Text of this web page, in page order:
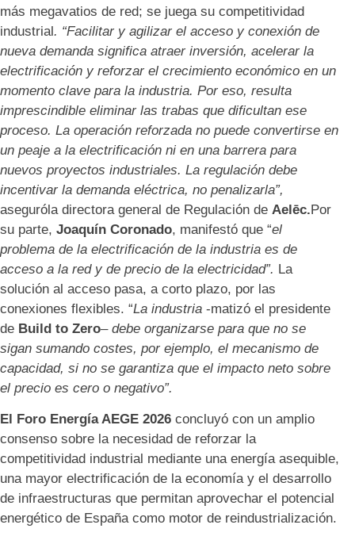
más megavatios de red; se juega su competitividad
industrial. “Facilitar y agilizar el acceso y conexión de
nueva demanda significa atraer inversión, acelerar la
electrificación y reforzar el crecimiento económico en un
momento clave para la industria. Por eso, resulta
imprescindible eliminar las trabas que dificultan ese
proceso. La operación reforzada no puede convertirse en
un peaje a la electrificación ni en una barrera para
nuevos proyectos industriales. La regulación debe
incentivar la demanda eléctrica, no penalizarla”,
aseguróla directora general de Regulación de Aelēc.Por
su parte, Joaquín Coronado, manifestó que “el
problema de la electrificación de la industria es de
acceso a la red y de precio de la electricidad”. La
solución al acceso pasa, a corto plazo, por las
conexiones flexibles. “La industria -matizó el presidente
de Build to Zero– debe organizarse para que no se
sigan sumando costes, por ejemplo, el mecanismo de
capacidad, si no se garantiza que el impacto neto sobre
el precio es cero o negativo”.
El Foro Energía AEGE 2026 concluyó con un amplio
consenso sobre la necesidad de reforzar la
competitividad industrial mediante una energía asequible,
una mayor electrificación de la economía y el desarrollo
de infraestructuras que permitan aprovechar el potencial
energético de España como motor de reindustrialización.